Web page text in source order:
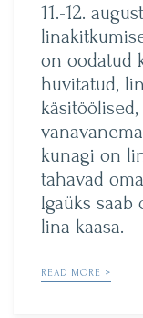
11.-12.
on oodatud
huvitatud,
kunagi on
tahavad
Igaüks
lina kaasa.
READ MORE >